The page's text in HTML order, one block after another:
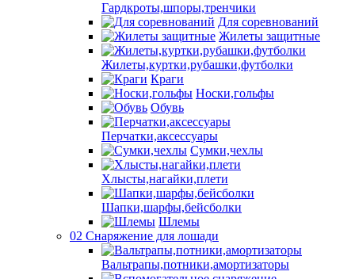
Гардкроты,шпоры,тренчики
Для соревнований
Жилеты защитные
Жилеты,куртки,рубашки,футболки
Краги
Носки,гольфы
Обувь
Перчатки,аксессуары
Сумки,чехлы
Хлысты,нагайки,плети
Шапки,шарфы,бейсболки
Шлемы
02 Снаряжение для лошади
Вальтрапы,потники,амортизаторы